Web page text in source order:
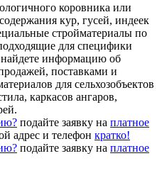
коровника или
кур, гусей, индеек
стройматериалы по
для специфики
найдете информацию об
поставками и
для сельхозобъектов
каркасов ангаров,
подайте заявку на платное
адрес и телефон кратко!
подайте заявку на платное